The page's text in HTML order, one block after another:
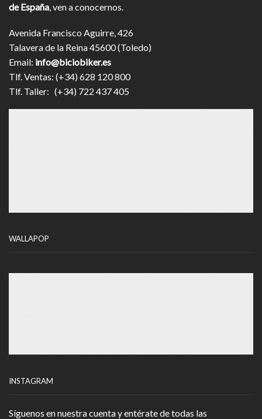
de España, ven a conocernos.
Avenida Francisco Aguirre, 426
Talavera de la Reina 45600 (Toledo)
Email: info@biciobiker.es
Tlf. Ventas: (+34) 628 120 800
Tlf. Taller: (+34) 722 437 405
WALLAPOP
INSTAGRAM
Síguenos en nuestra cuenta y entérate de todas las